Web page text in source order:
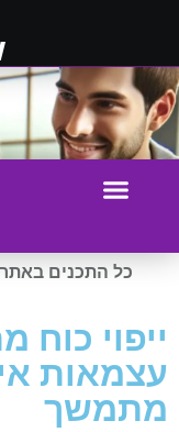
כל התכנים
ייפוי
עצמאות
מתמשך